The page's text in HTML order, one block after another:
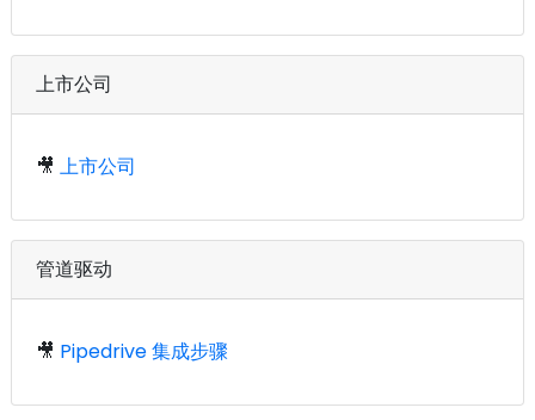
上市公司
🎥 上市公司
管道驱动
🎥 Pipedrive 集成步骤